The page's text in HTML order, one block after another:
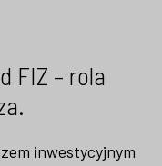
FIZ – rola
inwestycyjnym